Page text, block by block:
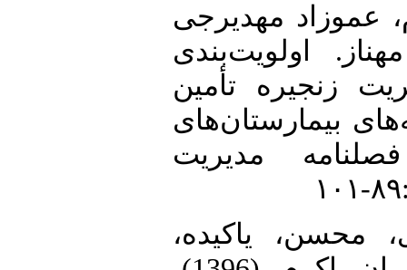
عموزاد مهدیرجی
اولویت‌بندی
زنجیره تأمین
بیمارستان‌های
مدیریت
محسن، یاکیده،